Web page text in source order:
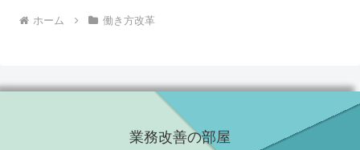
ホーム 働き方改革
業務改善の部屋